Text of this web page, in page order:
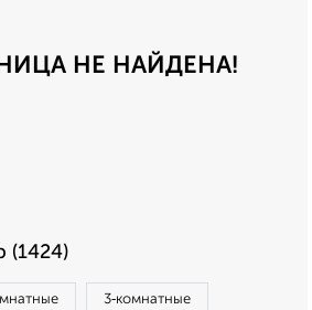
НЕ НАЙДЕНА!
(1424)
3‑комнатные